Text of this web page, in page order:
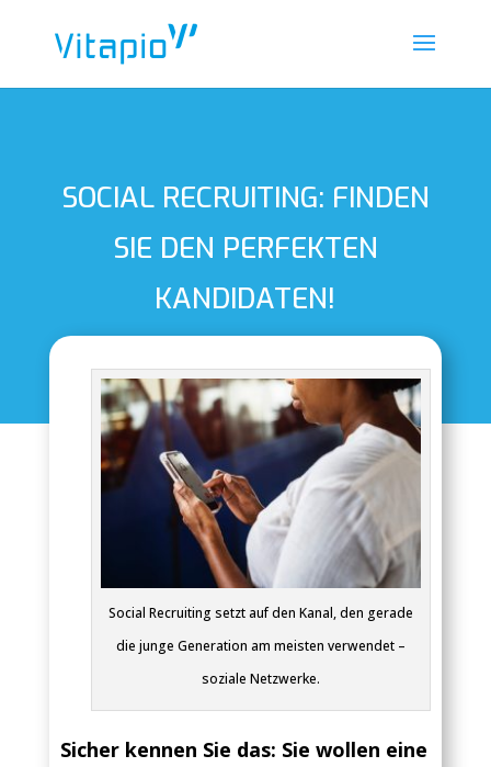
SOCIAL RECRUITING: FINDEN
SIE DEN PERFEKTEN
KANDIDATEN!
Social Recruiting setzt auf den Kanal, den gerade
die junge Generation am meisten verwendet –
soziale Netzwerke.
Sicher kennen Sie das: Sie wollen eine